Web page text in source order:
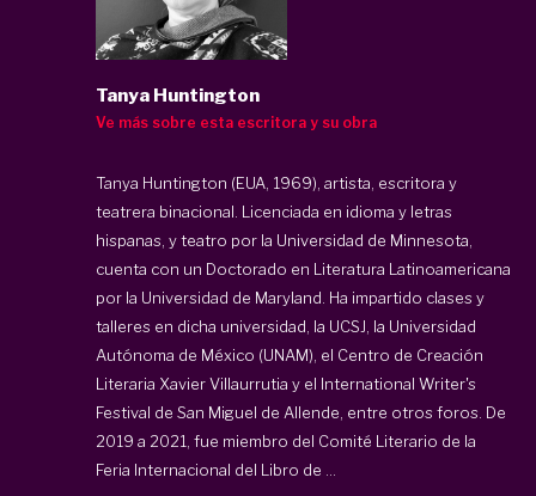
Tanya Huntington
Ve más sobre esta escritora y su obra
Tanya Huntington (EUA, 1969), artista, escritora y
teatrera binacional. Licenciada en idioma y letras
hispanas, y teatro por la Universidad de Minnesota,
cuenta con un Doctorado en Literatura Latinoamericana
por la Universidad de Maryland. Ha impartido clases y
talleres en dicha universidad, la UCSJ, la Universidad
Autónoma de México (UNAM), el Centro de Creación
Literaria Xavier Villaurrutia y el International Writer's
Festival de San Miguel de Allende, entre otros foros. De
2019 a 2021, fue miembro del Comité Literario de la
Feria Internacional del Libro de ...